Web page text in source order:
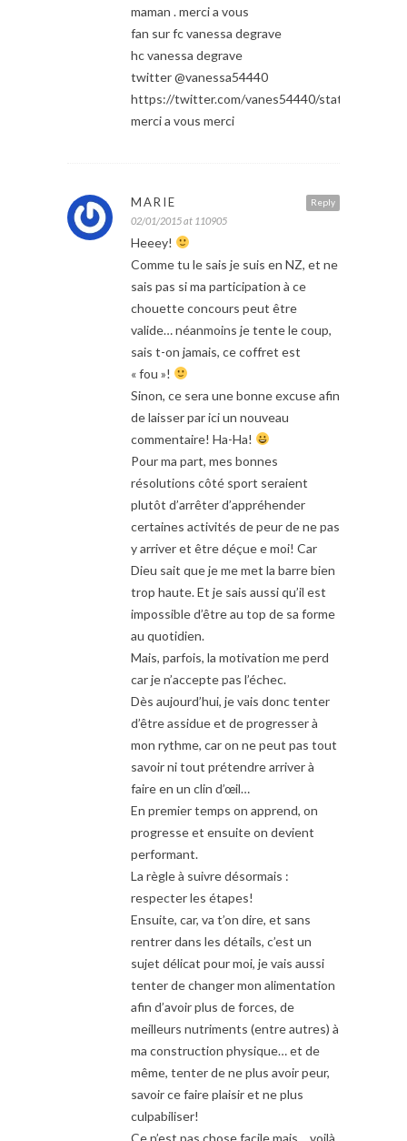
maman . merci a vous
fan sur fc vanessa degrave
hc vanessa degrave
twitter @vanessa54440
https://twitter.com/vanes54440/status/
merci a vous merci
Reply
MARIE
02/01/2015 at 110905
Heeey!
Comme tu le sais je suis en NZ, et ne
sais pas si ma participation à ce
chouette concours peut être
valide… néanmoins je tente le coup,
sais t-on jamais, ce coffret est
« fou »!
Sinon, ce sera une bonne excuse afin
de laisser par ici un nouveau
commentaire! Ha-Ha!
Pour ma part, mes bonnes
résolutions côté sport seraient
plutôt d’arrêter d’appréhender
certaines activités de peur de ne pas
y arriver et être déçue e moi! Car
Dieu sait que je me met la barre bien
trop haute. Et je sais aussi qu’il est
impossible d’être au top de sa forme
au quotidien.
Mais, parfois, la motivation me perd
car je n’accepte pas l’échec.
Dès aujourd’hui, je vais donc tenter
d’être assidue et de progresser à
mon rythme, car on ne peut pas tout
savoir ni tout prétendre arriver à
faire en un clin d’œil…
En premier temps on apprend, on
progresse et ensuite on devient
performant.
La règle à suivre désormais :
respecter les étapes!
Ensuite, car, va t’on dire, et sans
rentrer dans les détails, c’est un
sujet délicat pour moi, je vais aussi
tenter de changer mon alimentation
afin d’avoir plus de forces, de
meilleurs nutriments (entre autres) à
ma construction physique… et de
même, tenter de ne plus avoir peur,
savoir ce faire plaisir et ne plus
culpabiliser!
Ce n’est pas chose facile mais… voilà